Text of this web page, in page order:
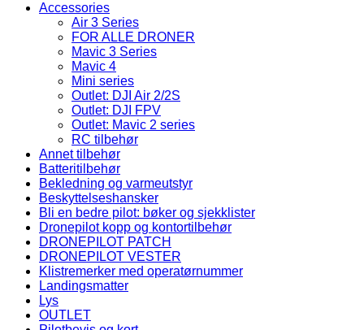
Accessories
Air 3 Series
FOR ALLE DRONER
Mavic 3 Series
Mavic 4
Mini series
Outlet: DJI Air 2/2S
Outlet: DJI FPV
Outlet: Mavic 2 series
RC tilbehør
Annet tilbehør
Batteritilbehør
Bekledning og varmeutstyr
Beskyttelseshansker
Bli en bedre pilot: bøker og sjekklister
Dronepilot kopp og kontortilbehør
DRONEPILOT PATCH
DRONEPILOT VESTER
Klistremerker med operatørnummer
Landingsmatter
Lys
OUTLET